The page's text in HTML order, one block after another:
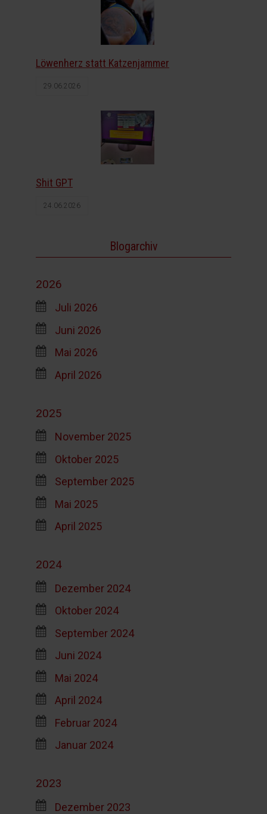
Löwenherz statt Katzenjammer
29.06.2026
Shit GPT
24.06.2026
Blogarchiv
2026
Juli 2026
Juni 2026
Mai 2026
April 2026
2025
November 2025
Oktober 2025
September 2025
Mai 2025
April 2025
2024
Dezember 2024
Oktober 2024
September 2024
Juni 2024
Mai 2024
April 2024
Februar 2024
Januar 2024
2023
Dezember 2023